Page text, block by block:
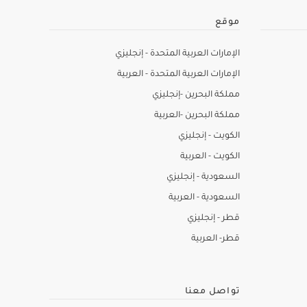
موقع
الإمارات العربية المتحدة - إنجليزي
الإمارات العربية المتحدة - العربية
مملكة البحرين -إنجليزي
مملكة البحرين -العربية
الكويت - إنجليزي
الكويت - العربية
السعودية - إنجليزي
السعودية - العربية
قطر - إنجليزي
قطر- العربية
تواصل معنا